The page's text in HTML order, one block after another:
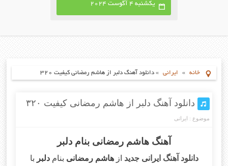
یکشنبه 4 آگوست 2024
خانه » ایرانی »دانلود آهنگ دلبر از هاشم رمضانی کیفیت ۳۲۰
دانلود آهنگ دلبر از هاشم رمضانی کیفیت ۳۲۰
موضوع : ایرانی
آهنگ هاشم رمضانی بنام دلبر
دانلود آهنگ ایرانی جدید ازهاشم رمضانی بنامدلبر با